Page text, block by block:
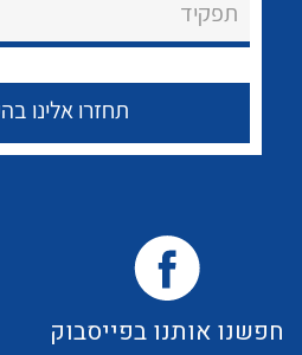
צור קשר
לכל מוצרי היצרן
תפקיד
חפשנו אותנו בפייסבוק